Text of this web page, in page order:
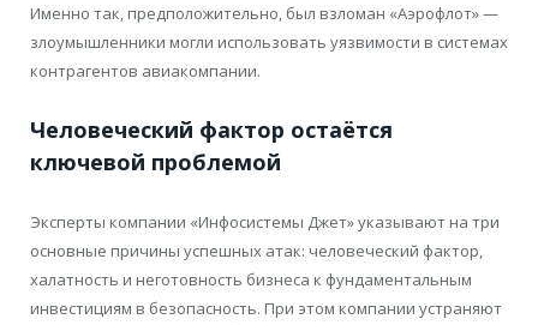
Именно так, предположительно, был взломан «Аэрофлот» —
злоумышленники могли использовать уязвимости в системах
контрагентов авиакомпании.
Человеческий фактор остаётся
ключевой проблемой
Эксперты компании «Инфосистемы Джет» указывают на три
основные причины успешных атак: человеческий фактор,
халатность и неготовность бизнеса к фундаментальным
инвестициям в безопасность. При этом компании устраняют